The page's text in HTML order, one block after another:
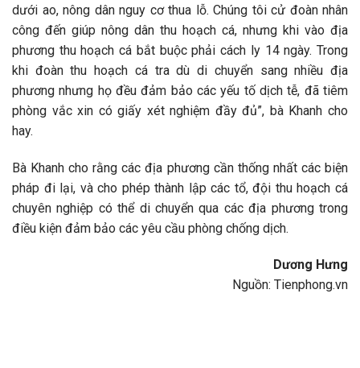
dưới ao, nông dân nguy cơ thua lỗ. Chúng tôi cử đoàn nhân
công đến giúp nông dân thu hoạch cá, nhưng khi vào địa
phương thu hoạch cá bắt buộc phải cách ly 14 ngày. Trong
khi đoàn thu hoạch cá tra dù di chuyển sang nhiều địa
phương nhưng họ đều đảm bảo các yếu tố dịch tễ, đã tiêm
phòng vắc xin có giấy xét nghiệm đầy đủ”, bà Khanh cho
hay.
Bà Khanh cho rằng các địa phương cần thống nhất các biện
pháp đi lại, và cho phép thành lập các tổ, đội thu hoạch cá
chuyên nghiệp có thể di chuyển qua các địa phương trong
điều kiện đảm bảo các yêu cầu phòng chống dịch.
Dương Hưng
Nguồn: Tienphong.vn